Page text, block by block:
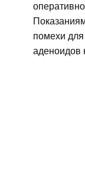
помехи
аденоидов